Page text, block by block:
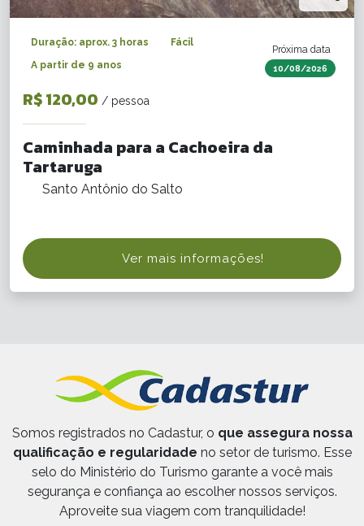
Próxima data
10/08/2026
Duração: aprox. 3 horas
Fácil
A partir de 9 anos
R$ 120,00 / pessoa
Caminhada para a Cachoeira da
Tartaruga
Santo Antônio do Salto
Ver mais informações!
Somos registrados no Cadastur, o que assegura nossa
qualificação e regularidade no setor de turismo. Esse
selo do Ministério do Turismo garante a você mais
segurança e confiança ao escolher nossos serviços.
Aproveite sua viagem com tranquilidade!